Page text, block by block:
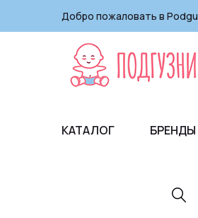
Добро пожаловать в
КАТАЛОГ БРЕНДЫ